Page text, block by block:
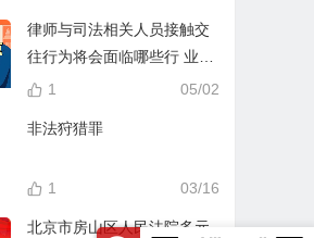
律师与司法相关人员接触交
往行为将会面临哪些行 业处
分？
05/02
1
非法狩猎罪
03/16
1
北京市房山区人民法院多元